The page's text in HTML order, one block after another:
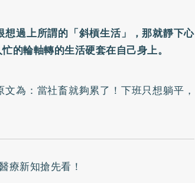
過上所謂的「斜槓生活」，那就靜下心
的輪軸轉的生活硬套在自己身上。
為： 當社畜就夠累了！下班只想躺平，
療新知搶先看！